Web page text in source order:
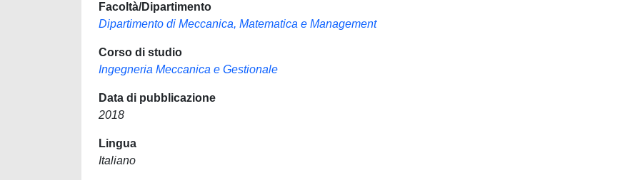
Facoltà/Dipartimento
Dipartimento di Meccanica, Matematica e Management
Corso di studio
Ingegneria Meccanica e Gestionale
Data di pubblicazione
2018
Lingua
Italiano